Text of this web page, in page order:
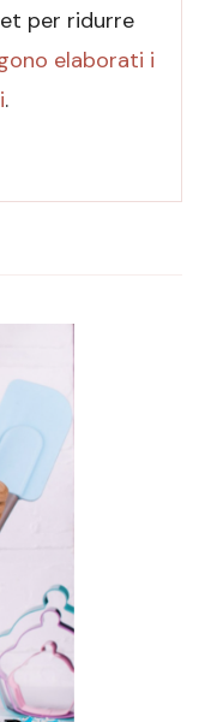
per ridurre
elaborati i
.